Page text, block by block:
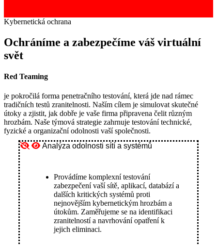
Kybernetická ochrana
Ochráníme a zabezpečíme váš virtuální
svět
Red Teaming
je pokročilá forma penetračního testování, která jde nad rámec
tradičních testů zranitelnosti. Naším cílem je simulovat skutečné
útoky a zjistit, jak dobře je vaše firma připravena čelit různým
hrozbám. Naše týmová strategie zahrnuje testování technické,
fyzické a organizační odolnosti vaší společnosti.
Analýza odolnosti sítí a systémů
Provádíme komplexní testování
zabezpečení vaší sítě, aplikací, databází a
dalších kritických systémů proti
nejnovějším kybernetickým hrozbám a
útokům. Zaměřujeme se na identifikaci
zranitelností a navrhování opatření k
jejich eliminaci.